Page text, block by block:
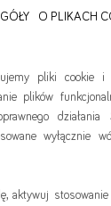
towarzyszące: rany
O PLIKACH
pliki cookie i
plików
działania
wyłącznie
aktywuj